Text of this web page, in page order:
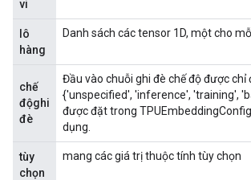
vi
lô
hàng
Danh sách các tensor 1D, một cho
chế
độghi
đè
Đầu vào chuỗi ghi đè chế độ được
{'unspecified', 'inference', 'training',
được đặt trong
dụng.
tùy
chọn
mang các giá trị thuộc tính tùy chọn